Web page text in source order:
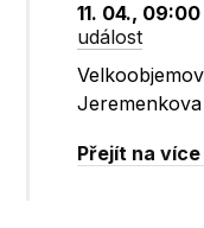
11. 04.,
událost
Přejít na